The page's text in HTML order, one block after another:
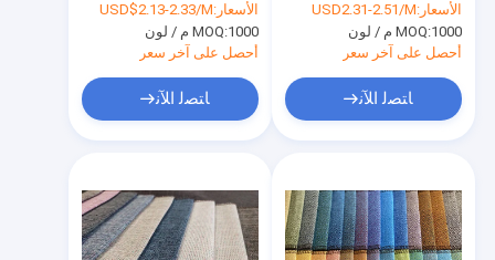
الأسعار:USD$2.13-2.33/M
MOQ:1000 م / لون
أحصل على آخر سعر
ﺎﺘﺼﻟ ﺍﻶﻧ
الأسعار:USD2.31-2.51/M
MOQ:1000 م / لون
أحصل على آخر سعر
ﺎﺘﺼﻟ ﺍﻶﻧ